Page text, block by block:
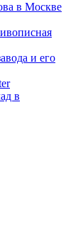
в Москве
и его
в